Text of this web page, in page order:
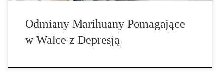
Odmiany Marihuany Pomagające
w Walce z Depresją